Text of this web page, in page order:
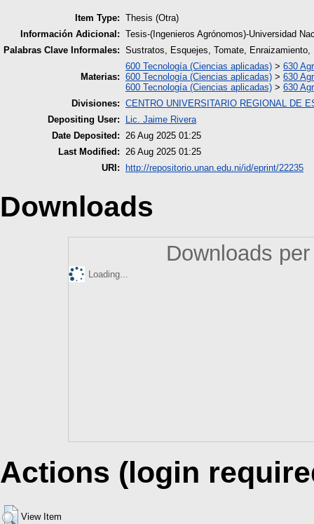
Item Type: Thesis (Otra)
Información Adicional: Tesis-(Ingenieros Agrónomos)-Universidad
Palabras Clave Informales: Sustratos, Esquejes, Tomate, Enraizamiento,
Materias:
600 Tecnología (Ciencias aplicadas) > 630
600 Tecnología (Ciencias aplicadas) > 630
600 Tecnología (Ciencias aplicadas) > 630
Divisiones: CENTRO UNIVERSITARIO REGIONAL DE
Depositing User:
Lic. Jaime Rivera
Date Deposited:
26 Aug 2025 01:25
Last Modified:
26 Aug 2025 01:25
URI:
http://repositorio.unan.edu.ni/id/eprint/22235
Downloads
Downloads
Loading...
Actions (login
View Item